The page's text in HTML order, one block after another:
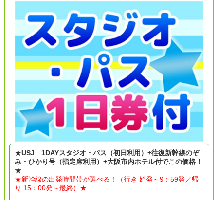
★USJ 1DAYスタジオ・パス（初日利用）+往復新幹線のぞ
み・ひかり号（指定席利用）+大阪市内ホテル付でこの価格！
★
★新幹線の出発時間帯が選べる！（行き 始発～9：59発／帰
り 15：00発～最終）★